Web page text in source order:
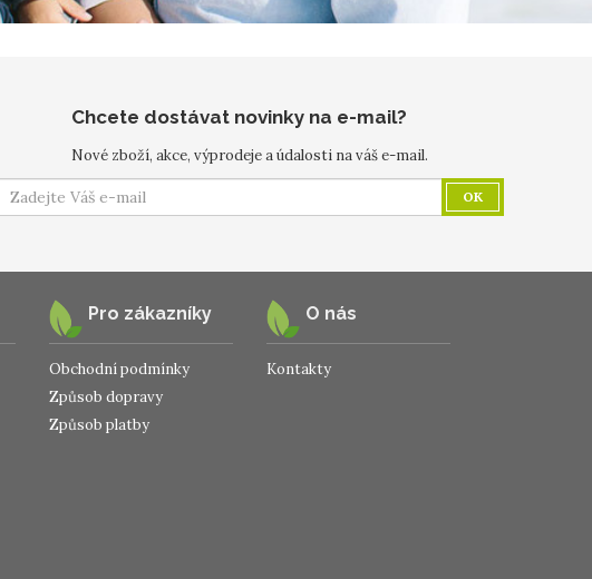
Chcete dostávat novinky na e-mail?
Nové zboží, akce, výprodeje a údalosti na váš e-mail.
OK
Pro zákazníky
Obchodní podmínky
Způsob dopravy
Způsob platby
O nás
Kontakty